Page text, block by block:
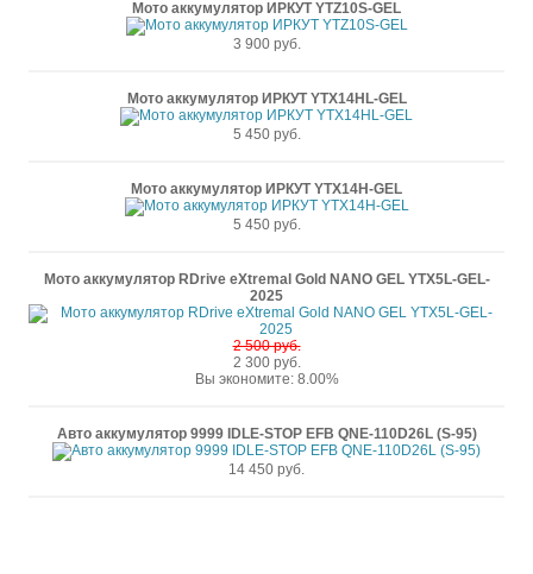
Мото аккумулятор ИРКУТ YTZ10S-GEL
3 900 руб.
Мото аккумулятор ИРКУТ YTX14HL-GEL
5 450 руб.
Мото аккумулятор ИРКУТ YTX14H-GEL
5 450 руб.
Мото аккумулятор RDrive eXtremal Gold NANO GEL YTX5L-GEL-
2025
2 500 руб.
2 300 руб.
Вы экономите: 8.00%
Авто аккумулятор 9999 IDLE-STOP EFB QNE-110D26L (S-95)
14 450 руб.